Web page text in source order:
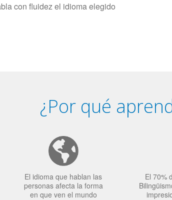
con fluidez el idioma elegido
¿Por qué
El idioma que hablan las
personas afecta la forma
en que ven el mundo
El 70%